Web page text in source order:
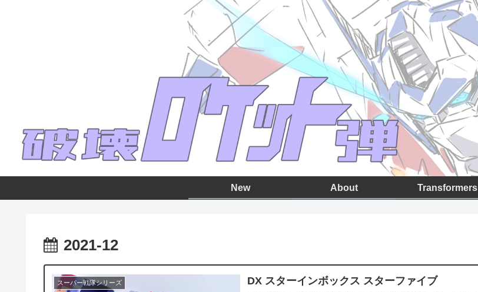
New About Transformers
2021-12
スーパー戦隊シリーズ DX スターインボックス スターファイブ